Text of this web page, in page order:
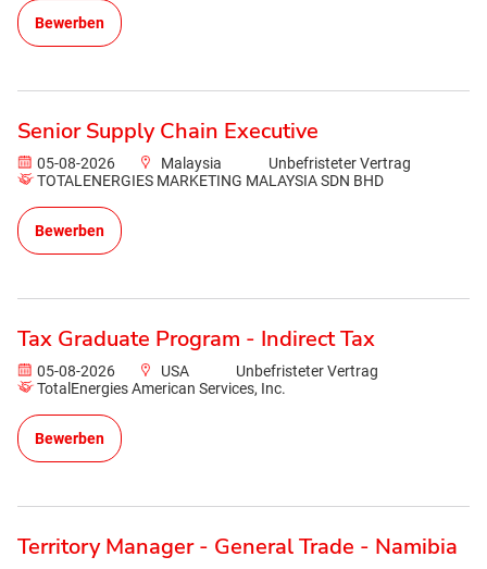
Bewerben
Senior Supply Chain Executive
05-08-2026 Malaysia
Unbefristeter Vertrag
TOTALENERGIES MARKETING MALAYSIA SDN BHD
Bewerben
Tax Graduate Program - Indirect Tax
05-08-2026 USA
Unbefristeter Vertrag
TotalEnergies American Services, Inc.
Bewerben
Territory Manager - General Trade - Namibia